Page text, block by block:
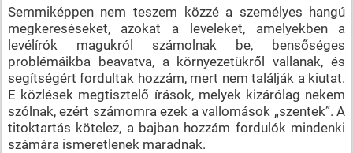
Semmiképpen nem teszem közzé a személyes hangú
megkereséseket, azokat a leveleket, amelyekben a
levélírók magukról számolnak be, bensőséges
problémáikba beavatva, a környezetükről vallanak, és
segítségért fordultak hozzám, mert nem találják a kiutat.
E közlések megtisztelő írások, melyek kizárólag nekem
szólnak, ezért számomra ezek a vallomások „szentek”. A
titoktartás kötelez, a bajban hozzám fordulók mindenki
számára ismeretlenek maradnak.